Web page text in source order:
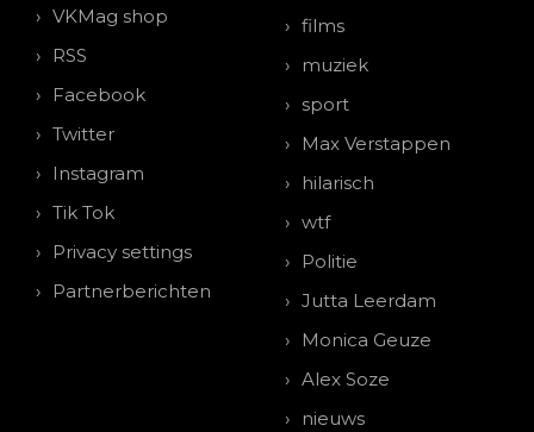
VKMag shop
RSS
Facebook
Twitter
Instagram
Tik Tok
Privacy settings
Partnerberichten
films
muziek
sport
Max Verstappen
hilarisch
wtf
Politie
Jutta Leerdam
Monica Geuze
Alex Soze
nieuws